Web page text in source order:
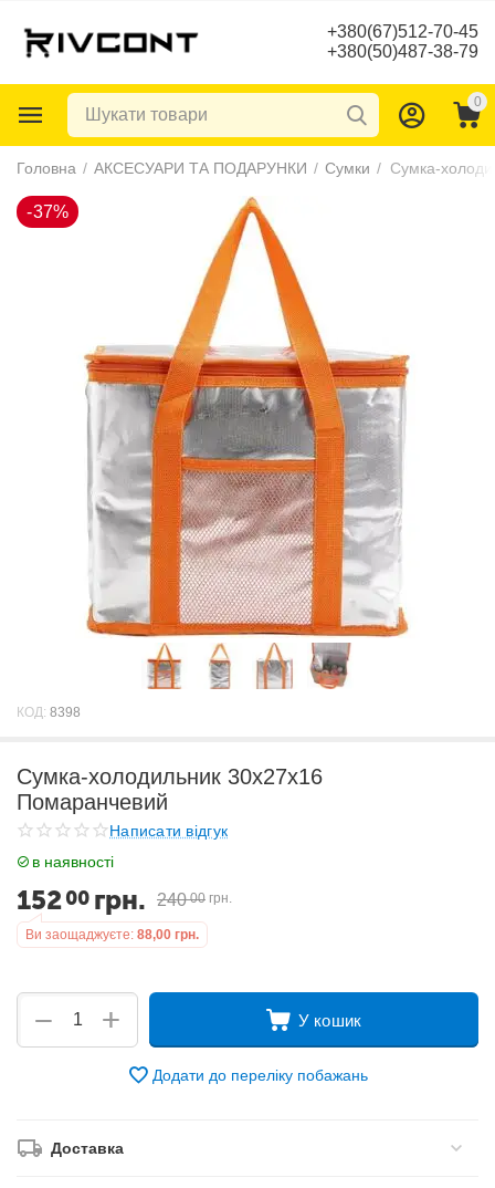
+380(67)512-70-45
+380(50)487-38-79
0
Головна / АКСЕСУАРИ ТА ПОДАРУНКИ / Сумки / Сумка-
КОД: 8398
Сумка-холодильник 30х27х16
Помаранчевий
Написати відгук
в наявності
15200 грн. 240 00 грн.
Ви заощаджуєте: 88,00 грн.
+
− У кошик
Додати до переліку побажань
Доставка